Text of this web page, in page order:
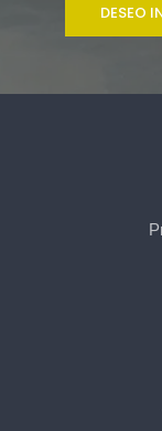
DESEO